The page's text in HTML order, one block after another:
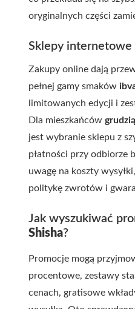
oryginalnych części
Sklepy internetowe
Zakupy online dają
pełnej gamy smaków
limitowanych edycji i
Dla mieszkańców
jest wybranie sklepu z
płatności przy odbiorze
uwagę na koszty
politykę zwrotów i
Jak wyszukiwać
Shisha?
Promocje mogą
procentowe, zestawy
cenach, gratisowe